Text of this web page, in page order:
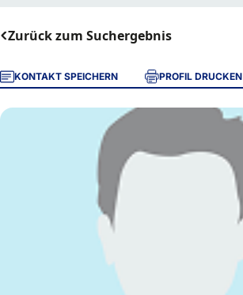
Zurück zum Suchergebnis
KONTAKT SPEICHERN PROFIL DRUCKEN